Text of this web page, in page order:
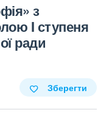
з
I ступеня
ради
Зберегти